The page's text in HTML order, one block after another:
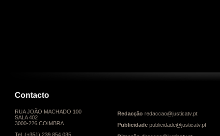
Contacto
RUA JOÃO MACHADO 100
SALA 402
3000-226 COIMBRA
Tel. (+351) 239 854 035
Redacção redaccao@justicatv.pt
Publicidade publicidade@justicatv.pt